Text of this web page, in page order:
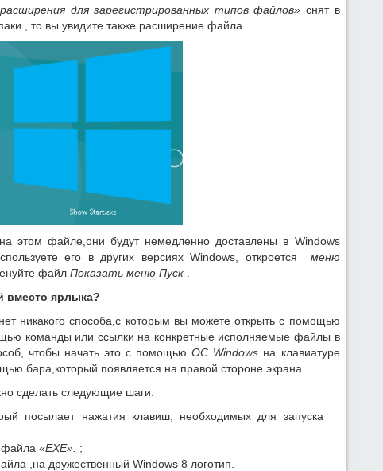
для зарегистрированных типов файлов» снят в
, то вы увидите также расширение файла.
этом файле,они будут немедленно доставлены в Windows
его в других версиях Windows, откроется меню
файл Показать меню Пуск.
вместо ярлыка?
никакого способа,с которым вы можете открыть с помощью
команды или ссылки на конкретные исполняемые файлы в
чтобы начать это с помощьюОС Windows на клавиатуре
бара,который появляется на правой стороне экрана.
сделать следующие шаги:
посылает нажатия клавиш, необходимых для запуска
файла «EXE». ;
,на дружественный Windows 8 логотип.